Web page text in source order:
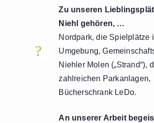
?!
Zu unseren
Niehl gehören, …
Nordpark, die Spielplätze
Umgebung,
Niehler Molen („Strand“),
zahlreichen Parkanlagen,
Bücherschrank LeDo.
An unserer Arbeit